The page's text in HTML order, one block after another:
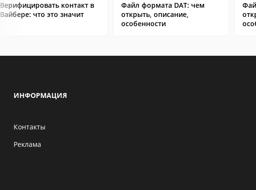
Верифицировать контакт в
Вайбере: что это значит
Файл формата DAT: чем
открыть, описание,
особенности
ИНФОРМАЦИЯ
Контакты
Реклама